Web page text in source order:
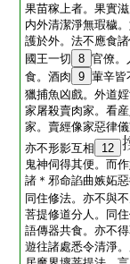
果苗稼上者。果實
内外清潔淨無瑕穢
護於外。法不應食
國王一切 8 官僚。
食。酒肉 9 葷辛皆
獵捕魚凶戲。外道
家屠殺賣肉家。看
家。賣經像家惡律
亦不形影互相
12
鬼神伺得其便。而
諸＊邪命諂曲嫉妬
同住修法。亦不與
菩提修道分人。同
語傳器共食。亦不
遊往諸處悉令清淨